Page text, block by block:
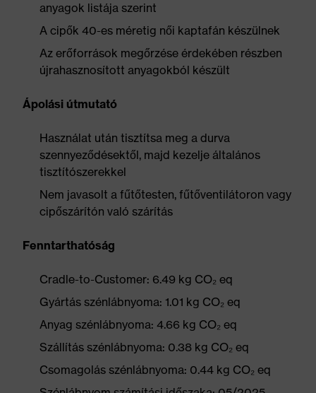
anyagok listája szerint
A cipők 40-es méretig női kaptafán készülnek
Az erőforrások megőrzése érdekében részben
újrahasznosított anyagokból készült
Ápolási útmutató
Használat után tisztítsa meg a durva
szennyeződésektől, majd kezelje általános
tisztítószerekkel
Nem javasolt a fűtőtesten, fűtőventilátoron vagy
cipőszárítón való szárítás
Fenntarthatóság
Cradle-to-Customer: 6.49 kg CO₂ eq
Gyártás szénlábnyoma: 1.01 kg CO₂ eq
Anyag szénlábnyoma: 4.66 kg CO₂ eq
Szállítás szénlábnyoma: 0.38 kg CO₂ eq
Csomagolás szénlábnyoma: 0.44 kg CO₂ eq